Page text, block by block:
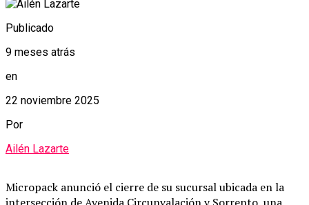
Publicado
9 meses atrás
en
22 noviembre 2025
Por
Ailén Lazarte
Micropack anunció el cierre de su sucursal ubicada en la